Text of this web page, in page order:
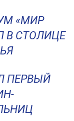
«МИР
В СТОЛИЦЕ
ПЕРВЫЙ